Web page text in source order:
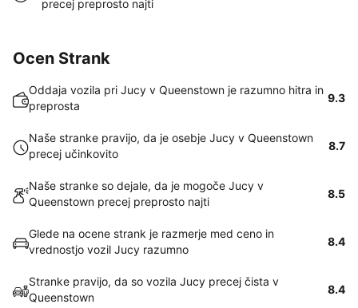
precej preprosto najti
Ocen Strank
Oddaja vozila pri Jucy v Queenstown je razumno hitra in
preprosta
9.3
Naše stranke pravijo, da je osebje Jucy v Queenstown
precej učinkovito
8.7
Naše stranke so dejale, da je mogoče Jucy v
Queenstown precej preprosto najti
8.5
Glede na ocene strank je razmerje med ceno in
vrednostjo vozil Jucy razumno
8.4
Stranke pravijo, da so vozila Jucy precej čista v
Queenstown
8.4